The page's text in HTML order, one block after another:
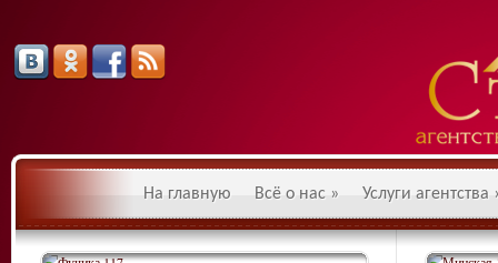
На главную Всё о нас » Услуги агентства